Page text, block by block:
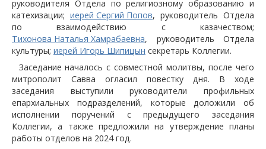
руководителя Отдела по религиозному образованию и
катехизации; иерей Сергий Попов, руководитель Отдела
по взаимодействию с казачеством;
Тихонова Наталья Хамрабаевна, руководитель Отдела
культуры; иерей Игорь Шипицын секретарь Коллегии.
Заседание началось с совместной молитвы, после чего
митрополит Савва огласил повестку дня. В ходе
заседания выступили руководители профильных
епархиальных подразделений, которые доложили об
исполнении поручений с предыдущего заседания
Коллегии, а также предложили на утверждение планы
работы отделов на 2024 год.